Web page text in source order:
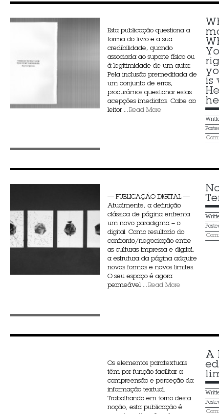
Esta publicação questiona a
forma do livro e a sua
credibilidade, quando
associada ao suporte físico ou
à legitimidade de um autor.
Pela inclusão premeditada de
um conjunto de erros,
procurámos questionar estas
acepções imediatas. Cabe ao
leitor ... Read More
is
— PUBLICAÇÃO DIGITAL —
Atualmente, a definição
clássica de página enfrenta
um novo paradigma – o
digital. Como resultado do
confronto/negociação entre
as culturas impressa e digital,
a estrutura da página adquire
novas formas e novos limites.
O seu espaço é agora
permeável ... Read More
Os elementos paratextuais
têm por função facilitar a
compreensão e perceção da
informação textual.
Trabalhando em torno desta
noção, esta publicação é
A